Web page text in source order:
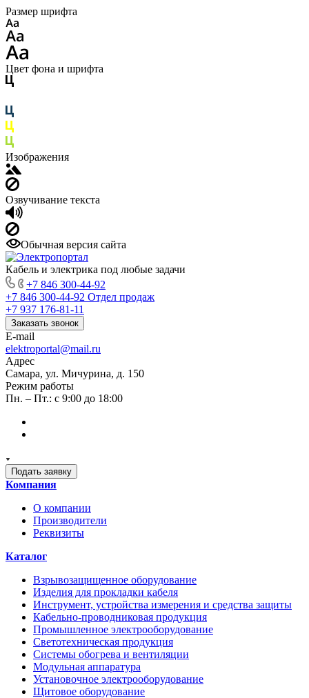
Размер шрифта
Цвет фона и шрифта
Изображения
Озвучивание текста
Обычная версия сайта
Кабель и электрика под любые задачи
+7 846 300-44-92
+7 846 300-44-92 Отдел продаж
+7 937 176-81-11
Заказать звонок
E-mail
elektroportal@mail.ru
Адрес
Самара, ул. Мичурина, д. 150
Режим работы
Пн. – Пт.: с 9:00 до 18:00
Подать заявку
Компания
О компании
Производители
Реквизиты
Каталог
Взрывозащищенное оборудование
Изделия для прокладки кабеля
Инструмент, устройства измерения и средства защиты
Кабельно-проводниковая продукция
Промышленное электрооборудование
Светотехническая продукция
Системы обогрева и вентиляции
Модульная аппаратура
Установочное электрооборудование
Щитовое оборудование